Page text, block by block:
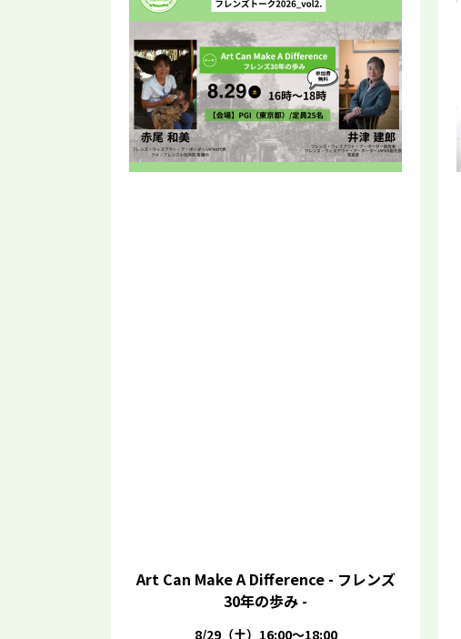
Art Can Make A Difference - フレンズ
30年の歩み -
8/29（土）16:00～18:00